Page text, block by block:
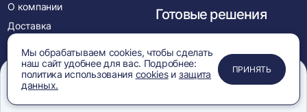
ЗАКРЫТЬ
ЗАКРЫТЬ
ЗАКРЫТЬ
Мы обрабатываем cookies, чтобы сделать
наш сайт удобнее для вас. Подробнее:
политика использования cookiesи защита
данных.
ПРИНЯТЬ
О компании
Доставка
Сервисная служба
Стать дилером
Вакансии
Новости
Готовые решения
Контакты
+7 (499) 390-05-55